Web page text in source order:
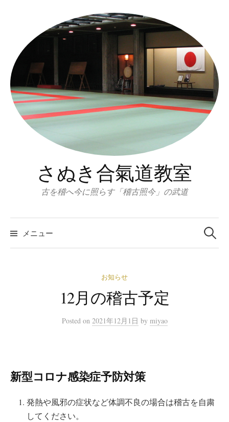
ツ
へ
ス
キ
さぬき合氣道教室
古を稽へ今に照らす「稽古照今」の武道
メニュー
検
索:
お知らせ
12月の稽古予定
Posted on 2021年12月1日 by miyao
新型コロナ感染症予防対策
発熱や風邪の症状など体調不良の場合は稽古を自粛
してください。